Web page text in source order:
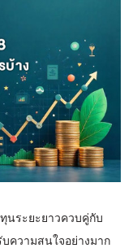
นระยะยาวควบคู่กับ
ความสนใจอย่างมาก